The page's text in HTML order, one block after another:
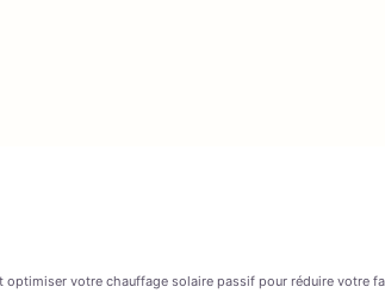
optimiser votre chauffage solaire passif pour réduire votre